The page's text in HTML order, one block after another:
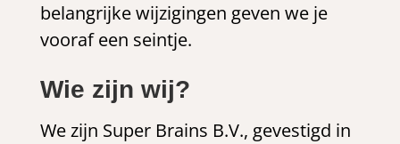
belangrijke wijzigingen geven we je
vooraf een seintje.
Wie zijn wij?
We zijn Super Brains B.V., gevestigd in